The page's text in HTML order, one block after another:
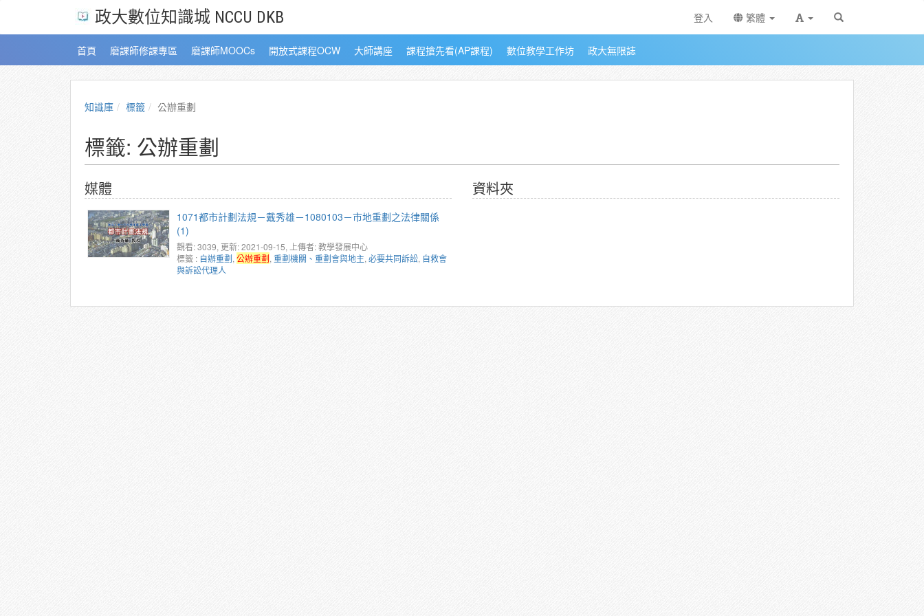
政大數位知識城 NCCU DKB 登入 繁體
首頁 磨課師修課專區 磨課師MOOCs 開放式課程OCW 大師講座 課程搶先看(AP課程) 數位教學工作坊 政大無限誌
知識庫 標籤 公辦重劃
標籤: 公辦重劃
媒體
1071都市計劃法規－戴秀雄－1080103－市地重劃之法律關係
(1)
觀看: 3039, 更新: 2021-09-15, 上傳者: 教學發展中心
標籤 : 自辦重劃, 公辦重劃, 重劃機關、重劃會與地主, 必要共同訴訟, 自救會
與訴訟代理人
資料夾